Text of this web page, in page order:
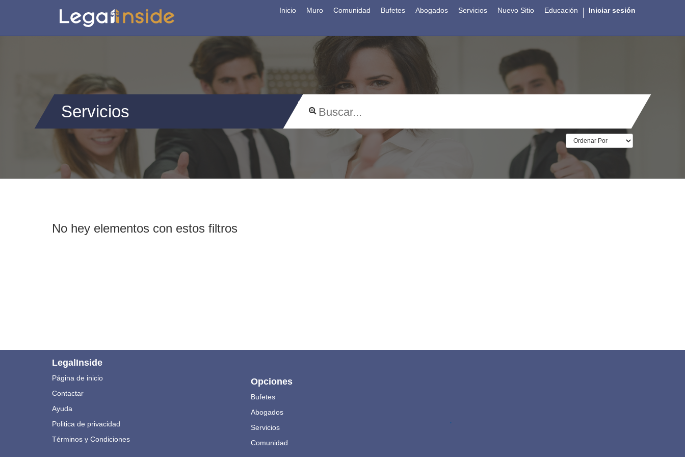
Inicio Muro Comunidad Bufetes Abogados Servicios Nuevo Sitio Educación Iniciar sesión
Servicios
No hey elementos con estos filtros
LegalInside
Página de inicio
Contactar
Ayuda
Politica de privacidad
Términos y Condiciones
Opciones
Bufetes
Abogados
Servicios
Comunidad
.